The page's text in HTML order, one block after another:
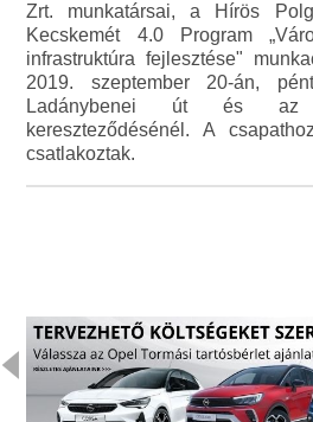
Zrt. munkatársai, a Hírös
Kecskemét 4.0 Program
infrastruktúra fejlesztése"
2019. szeptember 20-án,
Ladánybenei út és az
kereszteződésénél. A
csatlakoztak.